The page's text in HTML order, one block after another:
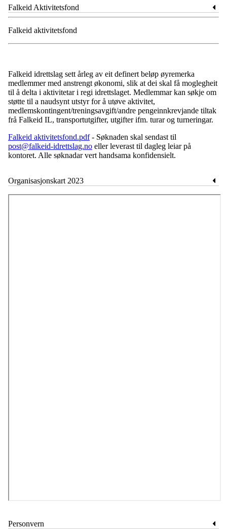
Falkeid Aktivitetsfond
Falkeid aktivitetsfond
Falkeid idrettslag sett årleg av eit definert beløp øyremerka
medlemmer med anstrengt økonomi, slik at dei skal få moglegheit
til å delta i aktivitetar i regi idrettslaget. Medlemmar kan søkje om
støtte til a naudsynt utstyr for å utøve aktivitet,
medlemskontingent/treningsavgift/andre pengeinnkrevjande tiltak
frå Falkeid IL, transportutgifter, utgifter ifm. turar og turneringar.
Falkeid aktivitetsfond.pdf- Søknaden skal sendast til
post@falkeid-idrettslag.no eller leverast til dagleg leiar på
kontoret. Alle søknadar vert handsama konfidensielt.
Organisasjonskart 2023
Personvern